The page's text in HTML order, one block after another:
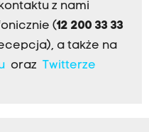
z nami
(12 200 33 33
a także na
oraz Twitterze